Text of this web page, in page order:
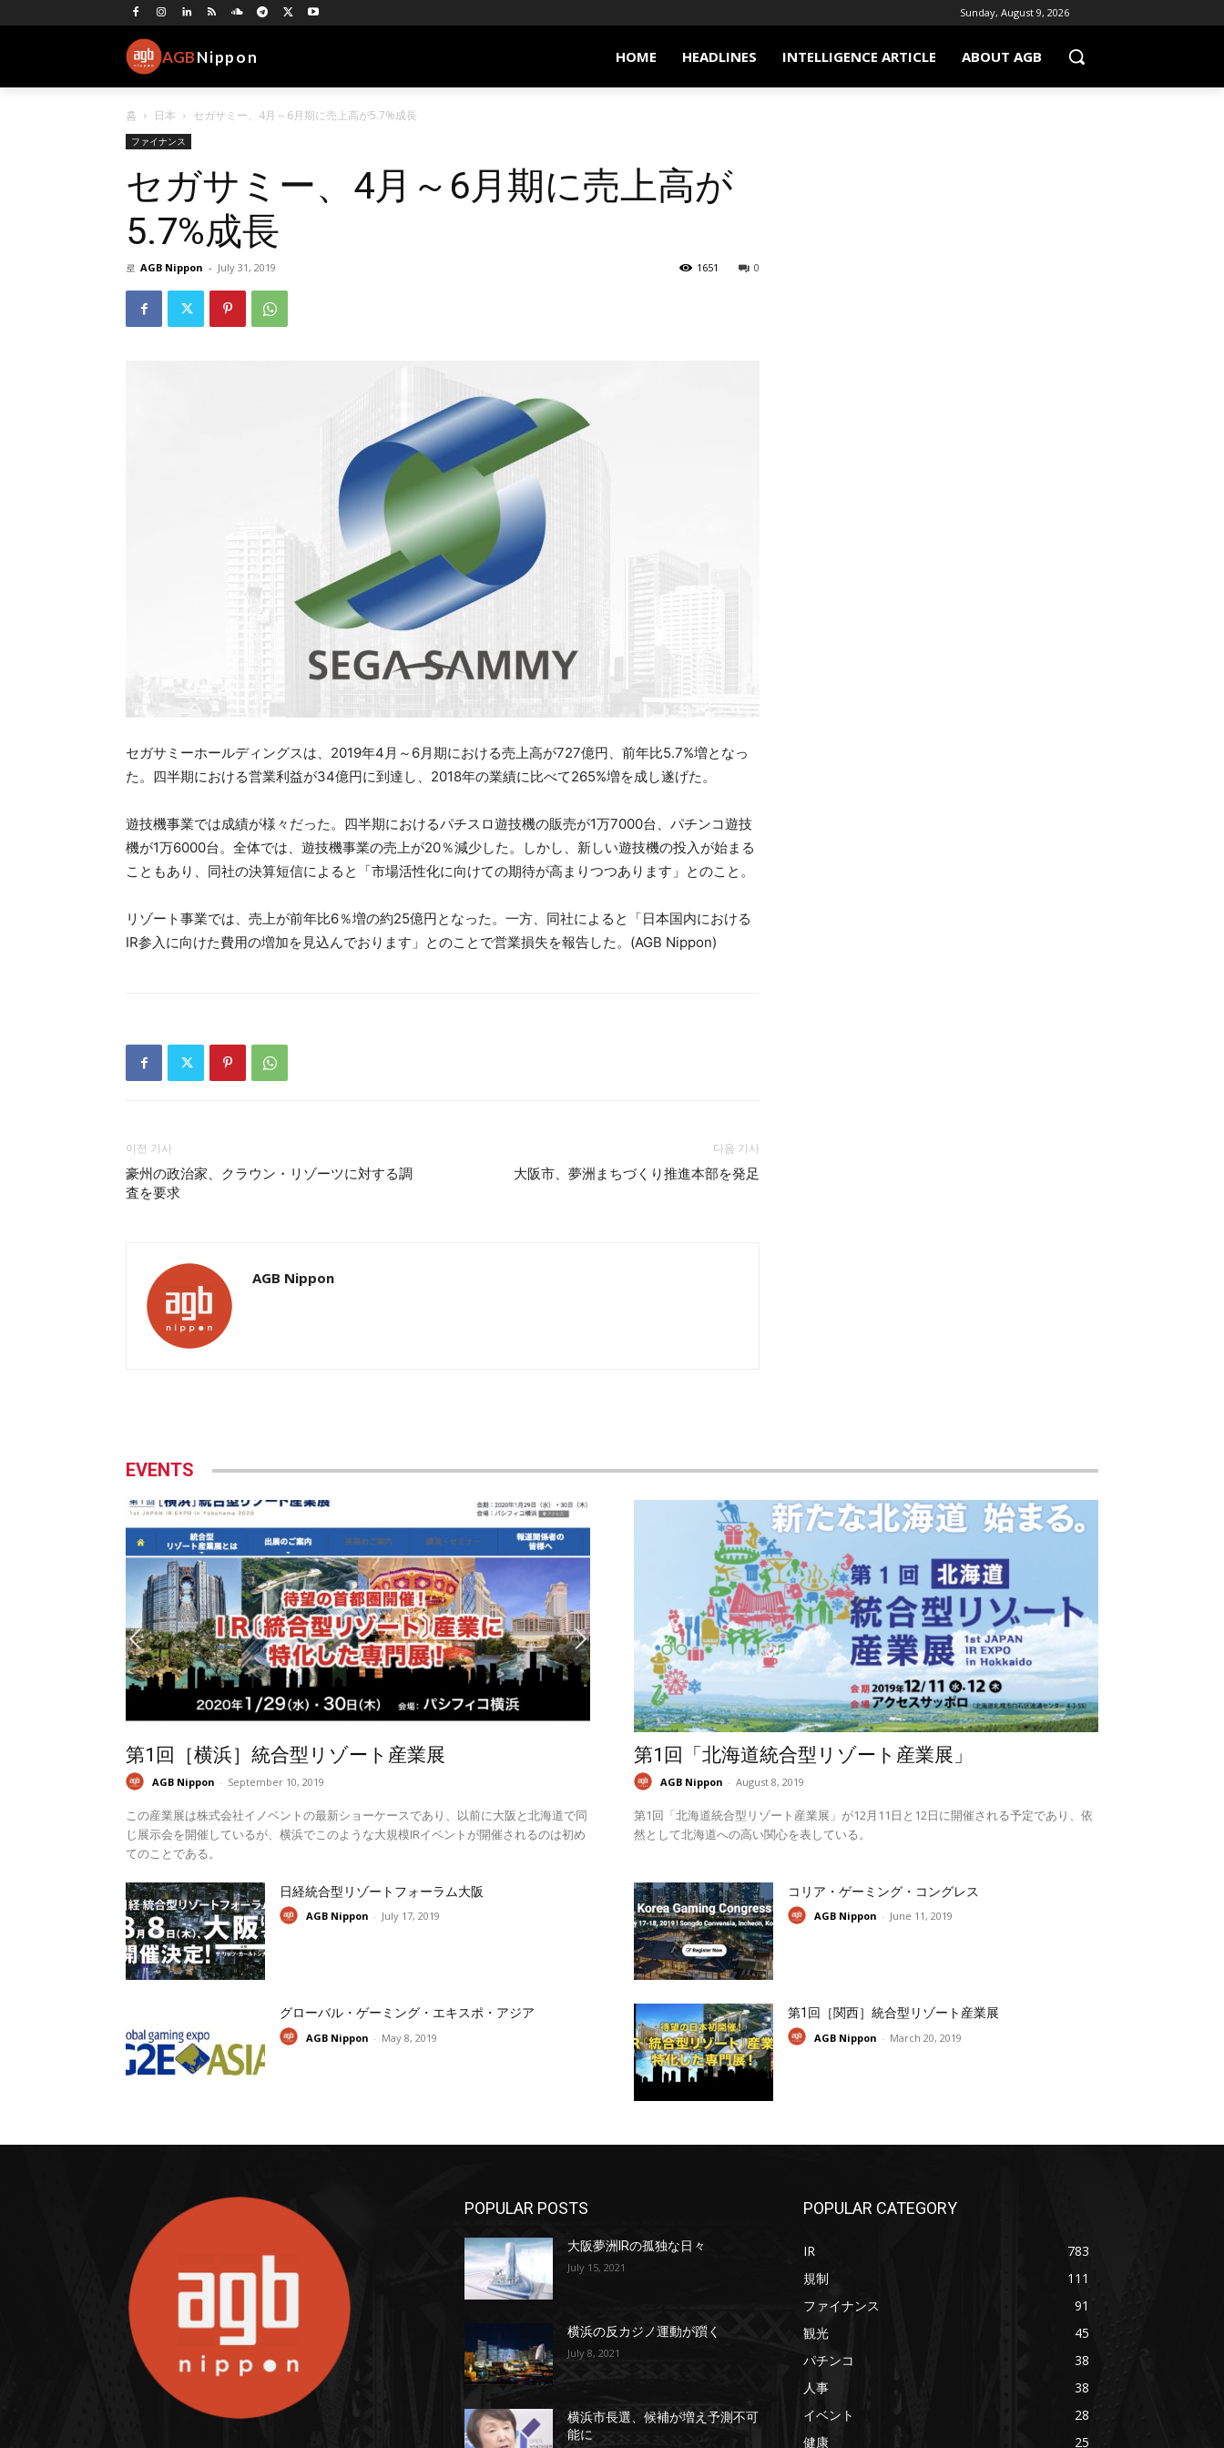
Sunday, August 9, 2026
AGBNippon HOME HEADLINES INTELLIGENCE ARTICLE ABOUT AGB
홈 日本 セガサミー、4月～6月期に売上高が5.7%成長
ファイナンス
セガサミー、4月～6月期に売上高が
5.7%成長
로 AGB Nippon - July 31, 2019 0
1651
セガサミーホールディングスは、2019年4月～6月期における売上高が727億円、前年比5.7%増となっ
た。四半期における営業利益が34億円に到達し、2018年の業績に比べて265%増を成し遂げた。
遊技機事業では成績が様々だった。四半期におけるパチスロ遊技機の販売が1万7000台、パチンコ遊技
機が1万6000台。全体では、遊技機事業の売上が20％減少した。しかし、新しい遊技機の投入が始まる
こともあり、同社の決算短信によると「市場活性化に向けての期待が高まりつつあります」とのこと。
リゾート事業では、売上が前年比6％増の約25億円となった。一方、同社によると「日本国内における
IR参入に向けた費用の増加を見込んでおります」とのことで営業損失を報告した。(AGB Nippon)
이전 기사
豪州の政治家、クラウン・リゾーツに対する調
査を要求
다음 기사
大阪市、夢洲まちづくり推進本部を発足
AGB Nippon
EVENTS
第1回［横浜］統合型リゾート産業展
AGB Nippon - September 10, 2019
この産業展は株式会社イノベントの最新ショーケースであり、以前に大阪と北海道で同
じ展示会を開催しているが、横浜でこのような大規模IRイベントが開催されるのは初め
てのことである。
第1回「北海道統合型リゾート産業展」
AGB Nippon - August 8, 2019
第1回「北海道統合型リゾート産業展」が12月11日と12日に開催される予定であり、依
然として北海道への高い関心を表している。
日経統合型リゾートフォーラム大阪
AGB Nippon - July 17, 2019
コリア・ゲーミング・コングレス
AGB Nippon - June 11, 2019
グローバル・ゲーミング・エキスポ・アジア
AGB Nippon - May 8, 2019
第1回［関西］統合型リゾート産業展
AGB Nippon - March 20, 2019
POPULAR POSTS
大阪夢洲IRの孤独な日々
July 15, 2021
横浜の反カジノ運動が躓く
July 8, 2021
横浜市長選、候補が増え予測不可
能に
POPULAR CATEGORY
IR
783
規制
111
ファイナンス
91
観光
45
パチンコ
38
人事
38
イベント
28
健康
25